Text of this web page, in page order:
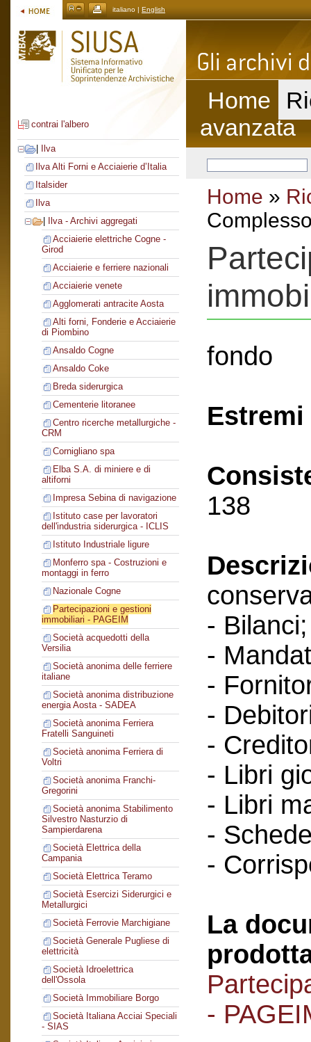
italiano | English
contrai l'albero
Ilva
Ilva Alti Forni e Acciaierie d’Italia
Italsider
Ilva
Ilva - Archivi aggregati
Acciaierie elettriche Cogne -
Girod
Acciaierie e ferriere nazionali
Acciaierie venete
Agglomerati antracite Aosta
Alti forni, Fonderie e Acciaierie
di Piombino
Ansaldo Cogne
Ansaldo Coke
Breda siderurgica
Cementerie litoranee
Centro ricerche metallurgiche -
CRM
Cornigliano spa
Elba S.A. di miniere e di
altiforni
Impresa Sebina di navigazione
Istituto case per lavoratori
dell'industria siderurgica - ICLIS
Istituto Industriale ligure
Monferro spa - Costruzioni e
montaggi in ferro
Nazionale Cogne
Partecipazioni e gestioni
immobiliari - PAGEIM
Società acquedotti della
Versilia
Società anonima delle ferriere
italiane
Società anonima distribuzione
energia Aosta - SADEA
Società anonima Ferriera
Fratelli Sanguineti
Società anonima Ferriera di
Voltri
Società anonima Franchi-
Gregorini
Società anonima Stabilimento
Silvestro Nasturzio di
Sampierdarena
Società Elettrica della
Campania
Società Elettrica Teramo
Società Esercizi Siderurgici e
Metallurgici
Società Ferrovie Marchigiane
Società Generale Pugliese di
elettricità
Società Idroelettrica
dell'Ossola
Società Immobiliare Borgo
Società Italiana Acciai Speciali
- SIAS
Home
avanzata
Home »
fondo
138
- Bilanci;
-
-
-
-
- Libri
- Libri
-
-
La
-